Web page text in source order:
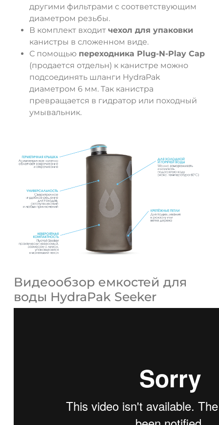
другими фильтрами с соответствующим
диаметром резьбы.
В комплект входит чехол для упаковки
канистры в сложенном виде.
С помощью переходника Plug-N-Play Cap
(продается отдельн) к канистре можно
подсоединять шланги HydraPak
диаметром 6 мм. Так канистра
превращается в гидратор или походный
умывальник.
Видеообзор емкостей для
воды HydraPak Seeker